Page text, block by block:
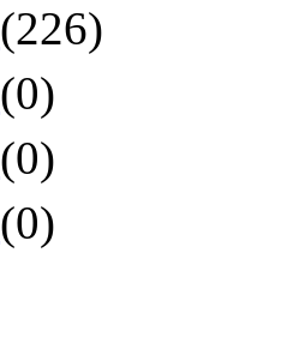
(226)
(0)
(0)
(0)